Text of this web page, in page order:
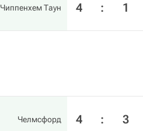
Чиппенхем Таун 4 : 1
Челмсфорд 4 : 3